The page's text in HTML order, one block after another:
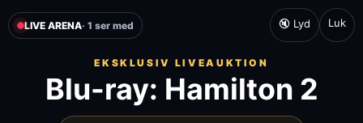
LIVE ARENA· 1 ser med 🔇 Lyd Luk
EKSKLUSIV LIVEAUKTION
Blu-ray: Hamilton 2